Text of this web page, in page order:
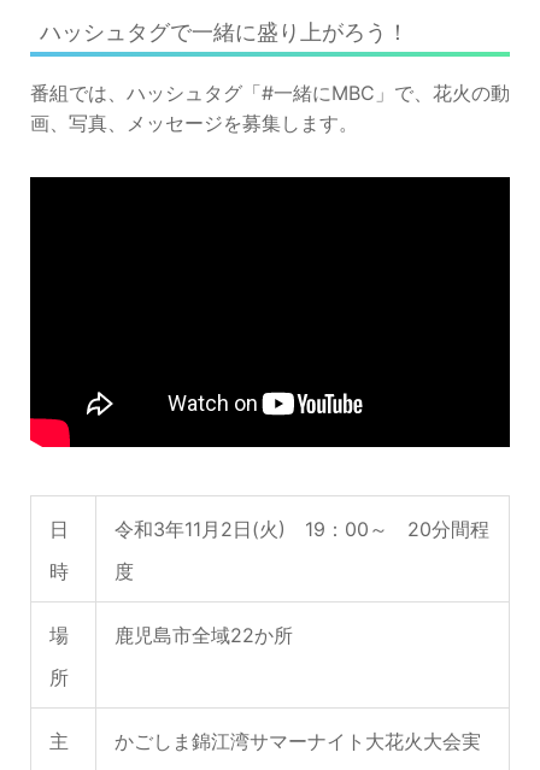
ハッシュタグで一緒に盛り上がろう！
番組では、ハッシュタグ「#一緒にMBC」で、花火の動
画、写真、メッセージを募集します。
日
時
令和3年11月2日(火) 19：00～ 20分間程
度
場
所
鹿児島市全域22か所
主
かごしま錦江湾サマーナイト大花火大会実